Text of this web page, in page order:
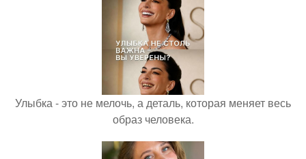
Улыбка - это не мелочь, а деталь, которая меняет весь
образ человека.